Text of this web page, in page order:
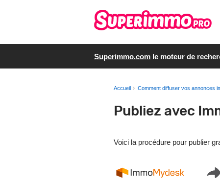
Superimmo.com le moteur de
Accueil Comment diffuser vos annonces
Publiez avec
Voici la procédure pour publier